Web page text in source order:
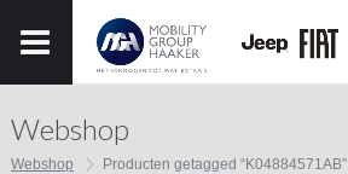
Webshop
Webshop Producten getagged “K04884571AB”